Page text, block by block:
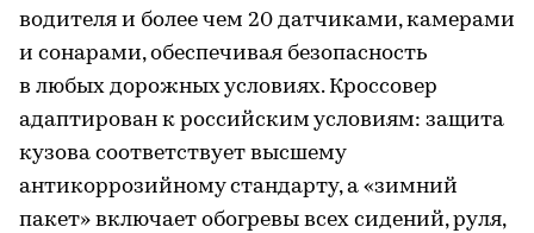
водителя и более чем 20 датчиками, камерами
и сонарами, обеспечивая безопасность
в любых дорожных условиях. Кроссовер
адаптирован к российским условиям: защита
кузова соответствует высшему
антикоррозийному стандарту, а «зимний
пакет» включает обогревы всех сидений, руля,